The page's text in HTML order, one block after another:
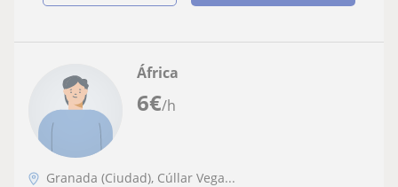
6€/h
África
Granada (Ciudad), Cúllar Vega...